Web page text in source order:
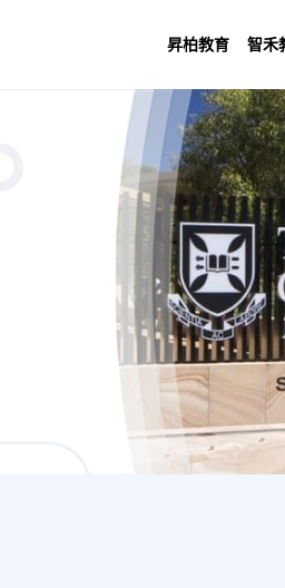
昇柏教育 智禾
- Human Resources